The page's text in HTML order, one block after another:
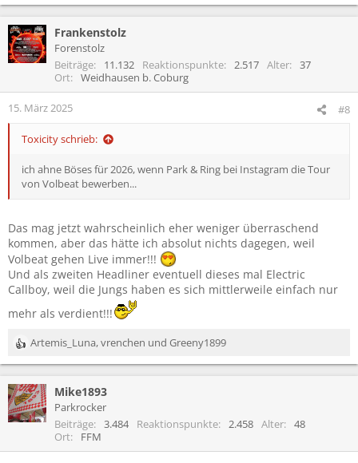
Frankenstolz
Forenstolz
Beiträge
11.132 Reaktionspunkte 2.517 Alter
37
Ort
Weidhausen b. Coburg
15. März 2025 #8
Toxicity schrieb:
ich ahne Böses für 2026, wenn Park & Ring bei Instagram die Tour
von Volbeat bewerben...
Das mag jetzt wahrscheinlich eher weniger überraschend
kommen, aber das hätte ich absolut nichts dagegen, weil
Volbeat gehen Live immer!!!
Und als zweiten Headliner eventuell dieses mal Electric
Callboy, weil die Jungs haben es sich mittlerweile einfach nur
mehr als verdient!!!
R
e
k
t
i
n
Artemis_Luna,vrenchen und Greeny1899
Mike1893
Parkrocker
Beiträge
3.484 Reaktionspunkte 2.458 Alter
48
Ort
FFM